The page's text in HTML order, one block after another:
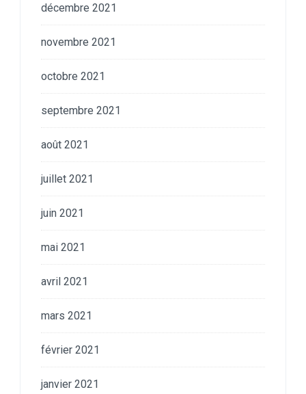
décembre 2021
novembre 2021
octobre 2021
septembre 2021
août 2021
juillet 2021
juin 2021
mai 2021
avril 2021
mars 2021
février 2021
janvier 2021